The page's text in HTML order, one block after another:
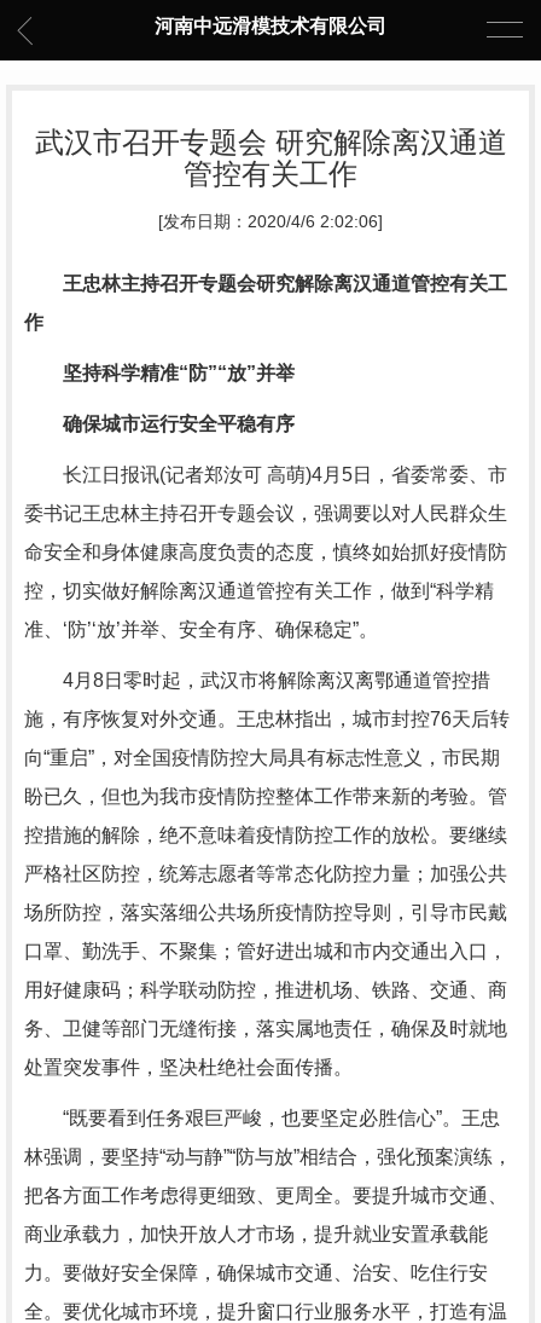
河南中远滑模技术有限公司
武汉市召开专题会 研究解除离汉通道
管控有关工作
[发布日期：2020/4/6 2:02:06]
王忠林主持召开专题会研究解除离汉通道管控有关工
作
坚持科学精准“防”“放”并举
确保城市运行安全平稳有序
长江日报讯(记者郑汝可 高萌)4月5日，省委常委、市
委书记王忠林主持召开专题会议，强调要以对人民群众生
命安全和身体健康高度负责的态度，慎终如始抓好疫情防
控，切实做好解除离汉通道管控有关工作，做到“科学精
准、‘防’‘放’并举、安全有序、确保稳定”。
4月8日零时起，武汉市将解除离汉离鄂通道管控措
施，有序恢复对外交通。王忠林指出，城市封控76天后转
向“重启”，对全国疫情防控大局具有标志性意义，市民期
盼已久，但也为我市疫情防控整体工作带来新的考验。管
控措施的解除，绝不意味着疫情防控工作的放松。要继续
严格社区防控，统筹志愿者等常态化防控力量；加强公共
场所防控，落实落细公共场所疫情防控导则，引导市民戴
口罩、勤洗手、不聚集；管好进出城和市内交通出入口，
用好健康码；科学联动防控，推进机场、铁路、交通、商
务、卫健等部门无缝衔接，落实属地责任，确保及时就地
处置突发事件，坚决杜绝社会面传播。
“既要看到任务艰巨严峻，也要坚定必胜信心”。王忠
林强调，要坚持“动与静”“防与放”相结合，强化预案演练，
把各方面工作考虑得更细致、更周全。要提升城市交通、
商业承载力，加快开放人才市场，提升就业安置承载能
力。要做好安全保障，确保城市交通、治安、吃住行安
全。要优化城市环境，提升窗口行业服务水平，打造有温